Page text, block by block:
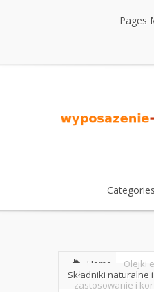
Pages
Home
Składniki naturalne
Olejki
zastosowanie i